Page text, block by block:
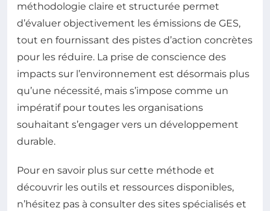
méthodologie claire et structurée permet
d’évaluer objectivement les émissions de GES,
tout en fournissant des pistes d’action concrètes
pour les réduire. La prise de conscience des
impacts sur l’environnement est désormais plus
qu’une nécessité, mais s’impose comme un
impératif pour toutes les organisations
souhaitant s’engager vers un développement
durable.
Pour en savoir plus sur cette méthode et
découvrir les outils et ressources disponibles,
n’hésitez pas à consulter des sites spécialisés et